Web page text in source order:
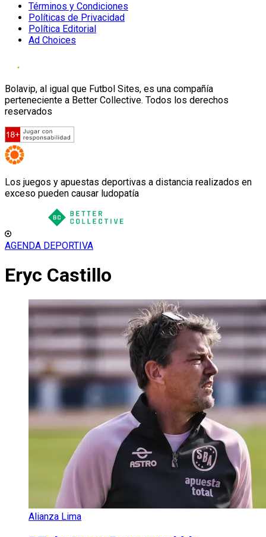
Términos y Condiciones
Políticas de Privacidad
Política Editorial
Ad Choices
Bolavip, al igual que Futbol Sites, es una compañía
perteneciente a Better Collective. Todos los derechos
reservados
Los juegos y apuestas deportivas a distancia realizados en
exceso pueden causar ludopatía
AGENDA DEPORTIVA
Eryc Castillo
Alianza Lima